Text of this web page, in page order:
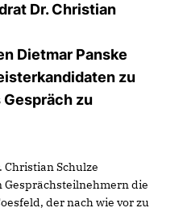
Dr. Christian
Dietmar Panske
zu
zu
Schulze
die
der nach wie vor zu